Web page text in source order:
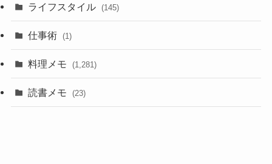
ライフスタイル (145)
仕事術 (1)
料理メモ (1,281)
読書メモ (23)